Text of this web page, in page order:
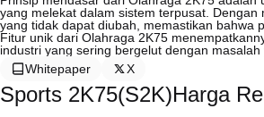
yang melekat dalam sistem terpusat.
yang tidak dapat diubah, memastikan bahwa
Fitur unik dari Olahraga 2K75
industri yang sering bergelut dengan
Whitepaper
X
Sports 2K75(S2K)Harga